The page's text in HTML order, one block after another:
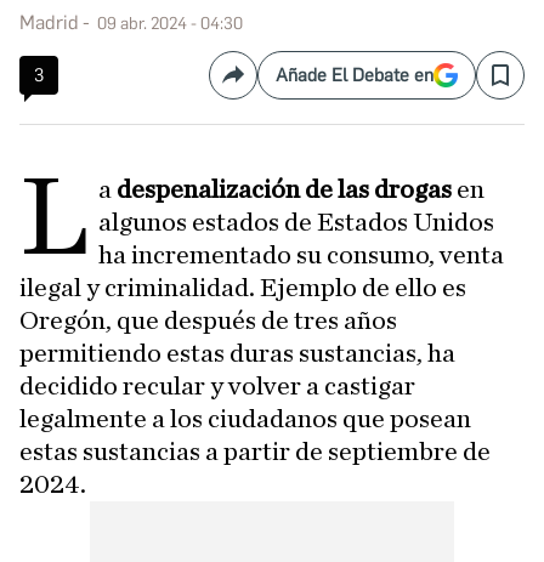
Madrid 09 abr. 2024 - 04:30
3 CompartirAñade El Debate en Save
L a despenalización de las drogas en
algunos estados de Estados Unidos
ha incrementado su consumo, venta
ilegal y criminalidad. Ejemplo de ello es
Oregón, que después de tres años
permitiendo estas duras sustancias, ha
decidido recular y volver a castigar
legalmente a los ciudadanos que posean
estas sustancias a partir de septiembre de
2024.